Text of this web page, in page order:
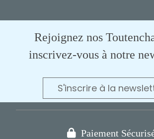
Rejoignez nos
inscrivez-vous à notre
S'inscrire à la
 Paiement